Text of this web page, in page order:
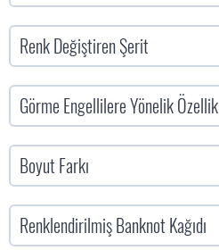
Renk Değiştiren Şerit
Görme Engellilere Yönelik Özellik
Boyut Farkı
Renklendirilmiş Banknot Kağıdı